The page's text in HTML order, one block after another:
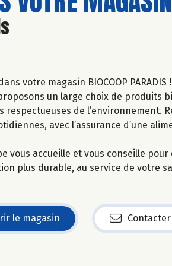
votre magasin BIOCOOP PARADIS !
un large choix de produits
respectueuses de l’environnement.
avec l’assurance d’une
vous accueille et vous conseille
plus durable, au service de votre
le magasin